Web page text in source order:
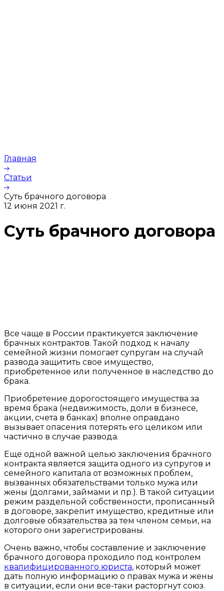
Главная
Статьи
Суть брачного договора
12 июня 2021 г.
Суть брачного договора
Все чаще в России практикуется заключение
брачных контрактов. Такой подход к началу
семейной жизни помогает супругам на случай
развода защитить свое имущество,
приобретенное или полученное в наследство до
брака.
Приобретение дорогостоящего имущества за
время брака (недвижимость, доли в бизнесе,
акции, счета в банках) вполне оправдано
вызывает опасения потерять его целиком или
частично в случае развода.
Еще одной важной целью заключения брачного
контракта является защита одного из супругов и
семейного капитала от возможных проблем,
вызванных обязательствами только мужа или
жены (долгами, займами и пр.). В такой ситуации
режим раздельной собственности, прописанный
в договоре, закрепит имущество, кредитные или
долговые обязательства за тем членом семьи, на
которого они зарегистрированы.
Очень важно, чтобы составление и заключение
брачного договора проходило под контролем
квалифицированного юриста, который может
дать полную информацию о правах мужа и жены
в ситуации, если они все-таки расторгнут союз.